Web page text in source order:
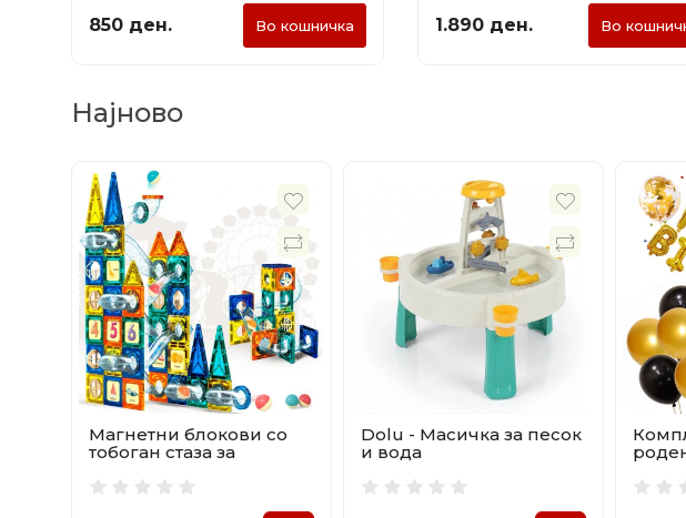
850 ден. Во кошничка 1.890 ден. Во
Најново
Магнетни блокови со
тобоган стаза за
Dolu - Масичка за песок
и вода